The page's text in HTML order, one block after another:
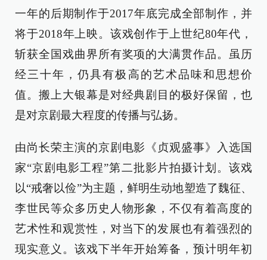
一年的后期制作于2017年底完成全部制作，并
将于2018年上映。该戏创作于上世纪80年代，
斩获全国戏曲界所有奖项的大满贯作品。虽历
经三十年，仍具有极高的艺术品味和思想价
值。搬上大银幕是对经典剧目的极好保留，也
是对京剧最大程度的传播与弘扬。
由尚长荣主演的京剧电影《贞观盛事》入选国
家“京剧电影工程”第二批影片拍摄计划。该戏
以“戒奢以俭”为主题，鲜明生动地塑造了魏征、
李世民等众多历史人物形象，不仅有着高度的
艺术性和观赏性，对当下的发展也有着强烈的
现实意义。该戏下半年开始筹备，预计明年初